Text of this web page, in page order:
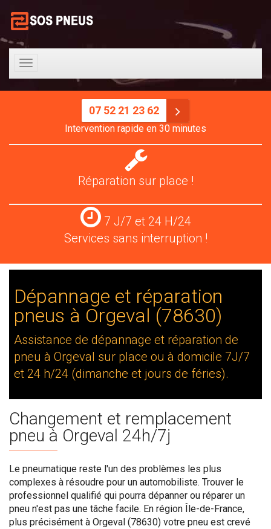
Toggle
navigation
07 52 21 23 62
Intervention rapide en 30 minutes
Réparation
pneus
Réparation sur place !
Services
24
H/24
7 J/7 et 24 H/24
Services sans interruption !
Dépannage et réparation
pneus à Orgeval (78630)
Assistance de dépannage et réparation de
pneu à Orgeval sur place ou à domicile 7J/7
et 24 h/24 (dimanche et jours de féries).
Changement et remplacement
pneu à Orgeval 24h/7j
Le pneumatique reste l'un des problèmes les plus
complexes à résoudre pour un automobiliste. Trouver le
professionnel qualifié qui pourra dépanner ou réparer un
pneu n'est pas une tâche facile. En région Île-de-France,
plus précisément à Orgeval (78630) votre pneu est crevé